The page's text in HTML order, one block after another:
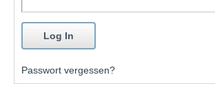
Passwort vergessen?